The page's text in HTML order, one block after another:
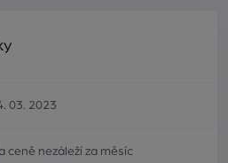
03. 2023
ceně nezáleží za měsíc